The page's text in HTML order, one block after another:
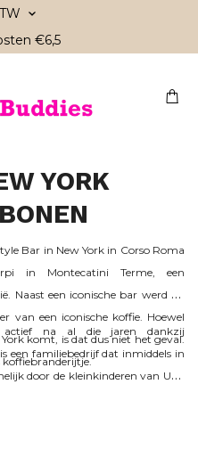
€6,5
YORK
Bar in New York in Corso Roma
in Montecatini Terme, een
Naast een iconische bar werd dit
van een iconische koffie. Hoewel
komt, is dat dus niet het geval.
actief na al die jaren dankzij
een familiebedrijf dat inmiddels in
door de kleinkinderen van Ugo